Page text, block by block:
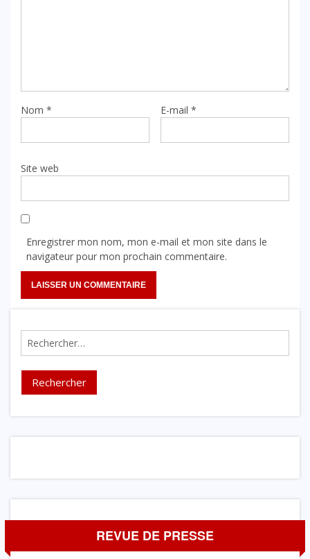
Nom * E-mail *
Site web
Enregistrer mon nom, mon e-mail et mon site dans le
navigateur pour mon prochain commentaire.
Rechercher :
REVUE DE PRESSE